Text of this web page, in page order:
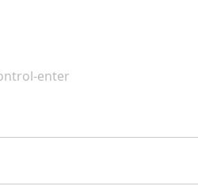
enter